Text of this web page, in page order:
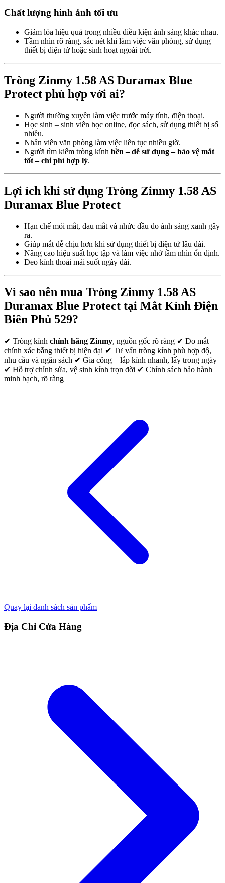
Chất lượng hình ảnh tối ưu
Giảm lóa hiệu quả trong nhiều điều kiện ánh sáng khác nhau.
Tầm nhìn rõ ràng, sắc nét khi làm việc văn phòng, sử dụng
thiết bị điện tử hoặc sinh hoạt ngoài trời.
Tròng Zinmy 1.58 AS Duramax Blue
Protect phù hợp với ai?
Người thường xuyên làm việc trước máy tính, điện thoại.
Học sinh – sinh viên học online, đọc sách, sử dụng thiết bị số
nhiều.
Nhân viên văn phòng làm việc liên tục nhiều giờ.
Người tìm kiếm tròng kính bền – dễ sử dụng – bảo vệ mắt
tốt – chi phí hợp lý.
Lợi ích khi sử dụng Tròng Zinmy 1.58 AS
Duramax Blue Protect
Hạn chế mỏi mắt, đau mắt và nhức đầu do ánh sáng xanh gây
ra.
Giúp mắt dễ chịu hơn khi sử dụng thiết bị điện tử lâu dài.
Nâng cao hiệu suất học tập và làm việc nhờ tầm nhìn ổn định.
Đeo kính thoải mái suốt ngày dài.
Vì sao nên mua Tròng Zinmy 1.58 AS
Duramax Blue Protect tại Mắt Kính Điện
Biên Phủ 529?
✔ Tròng kính chính hãng Zinmy, nguồn gốc rõ ràng ✔ Đo mắt
chính xác bằng thiết bị hiện đại ✔ Tư vấn tròng kính phù hợp độ,
nhu cầu và ngân sách ✔ Gia công – lắp kính nhanh, lấy trong ngày
✔ Hỗ trợ chỉnh sửa, vệ sinh kính trọn đời ✔ Chính sách bảo hành
minh bạch, rõ ràng
Quay lại danh sách sản phẩm
Địa Chỉ Cửa Hàng